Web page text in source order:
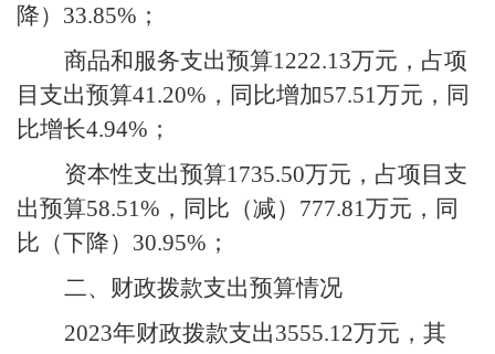
降） 33.85% ；
商品和服务支出预算1222.13万元，占项
目支出预算41.20% ，同比增加57.51万元，同
比增长4.94% ；
资本性支出预算1735.50万元，占项目支
出预算58.51% ，同比（减） 777.81万元，同
比（下降） 30.95% ；
二、财政拨款支出预算情况
2023年财政拨款支出3555.12万元，其